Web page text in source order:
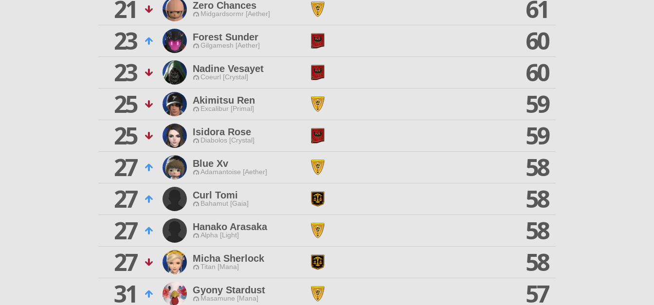
21
Zero Chances
Midgardsormr [Aether]
61
23
Forest Sunder
Gilgamesh [Aether]
60
23
Nadine Vesayet
Coeurl [Crystal]
60
25
Akimitsu Ren
Excalibur [Primal]
59
25
Isidora Rose
Diabolos [Crystal]
59
27
Blue Xv
Adamantoise [Aether]
58
27
Curl Tomi
Bahamut [Gaia]
58
27
Hanako Arasaka
Alpha [Light]
58
27
Micha Sherlock
Titan [Mana]
58
31
Gyony Stardust
Masamune [Mana]
57